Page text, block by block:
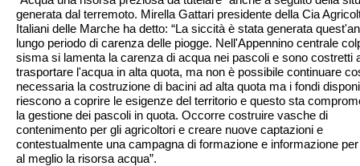
generata dal terremoto. Mirella Gattari presidente della Cia
Italiani delle Marche ha detto: “La siccità è stata generata
lungo periodo di carenza delle piogge. Nell'Appennino centrale
sisma si lamenta la carenza di acqua nei pascoli e sono costretti
trasportare l'acqua in alta quota, ma non è possibile continuare
necessaria la costruzione di bacini ad alta quota ma i fondi
riescono a coprire le esigenze del territorio e questo sta
la gestione dei pascoli in quota. Occorre costruire vasche di
contenimento per gli agricoltori e creare nuove captazioni e
contestualmente una campagna di formazione e informazione
al meglio la risorsa acqua”.